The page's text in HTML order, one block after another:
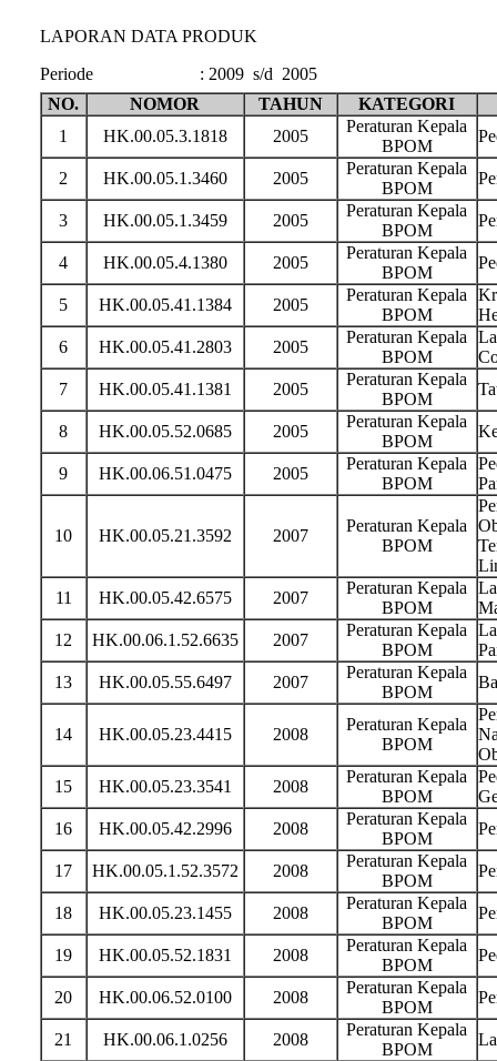
LAPORAN DATA PRODUK
Periode
: 2009 s/d 2005
NO.
NOMOR TAHUN
KATEGORI
1
HK.00.05.3.1818 2005
Peraturan Kepala
BPOM
2 HK.00.05.1.3460 2005
Peraturan Kepala
BPOM
3 HK.00.05.1.3459 2005
Peraturan Kepala
BPOM
4 HK.00.05.4.1380 2005
Peraturan Kepala
BPOM
5 HK.00.05.41.1384 2005
Peraturan Kepala
BPOM
6
HK.00.05.41.2803 2005
Peraturan Kepala
BPOM
7
HK.00.05.41.1381 2005
Peraturan Kepala
BPOM
8 HK.00.05.52.0685 2005
Peraturan Kepala
BPOM
9 HK.00.06.51.0475 2005
Peraturan Kepala
BPOM
10 HK.00.05.21.3592 2007
Peraturan Kepala
BPOM
11
HK.00.05.42.6575 2007
Peraturan Kepala
BPOM
12
HK.00.06.1.52.6635 2007
Peraturan Kepala
BPOM
13
HK.00.05.55.6497 2007
Peraturan Kepala
BPOM
14 HK.00.05.23.4415 2008
Peraturan Kepala
BPOM
15
HK.00.05.23.3541 2008
Peraturan Kepala
BPOM
16
HK.00.05.42.2996 2008
Peraturan Kepala
BPOM
17 HK.00.05.1.52.3572 2008
Peraturan Kepala
BPOM
18 HK.00.05.23.1455 2008
Peraturan Kepala
BPOM
19 HK.00.05.52.1831 2008
Peraturan Kepala
BPOM
20 HK.00.06.52.0100 2008
Peraturan Kepala
BPOM
21 HK.00.06.1.0256 2008
Peraturan Kepala
BPOM